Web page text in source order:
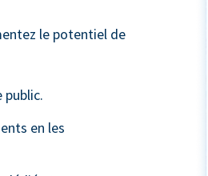
le potentiel de
en les